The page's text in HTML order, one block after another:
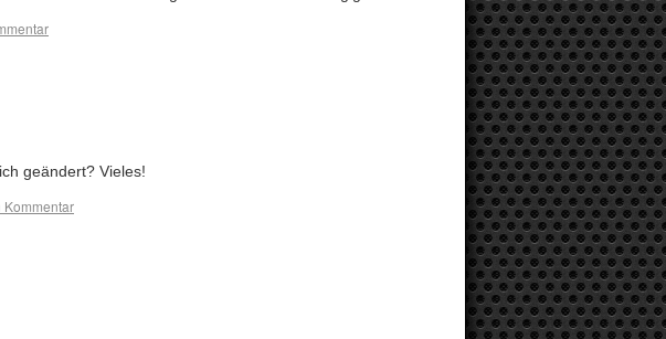
geändert? Vieles!